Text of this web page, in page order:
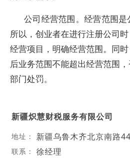
公司经营范围。经营范围是
所以，创业者在进行注册公司
经营项目，明确经营范围。同
后业务范围不能超出经营范围
部门处罚。
新疆炽慧财税服务有限公司
地址： 新疆乌鲁木齐北京南路
联系： 徐经理